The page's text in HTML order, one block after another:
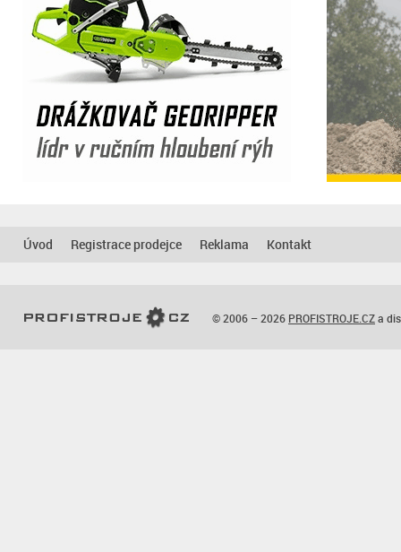
Úvod Registrace prodejce Reklama Kontakt
© 2006 – 2026 PROFISTROJE.CZa